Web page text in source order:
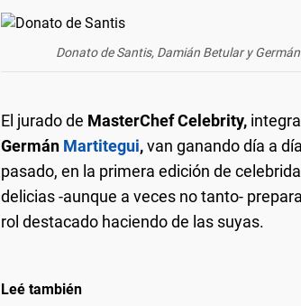
Donato de Santis, Damián Betular y
El jurado de MasterChefCelebrity,
Germán Martitegui,van ganando día a
pasado, en la primera edición de
delicias -aunque a veces no tanto-
rol destacado haciendo de las suyas.
Leé también